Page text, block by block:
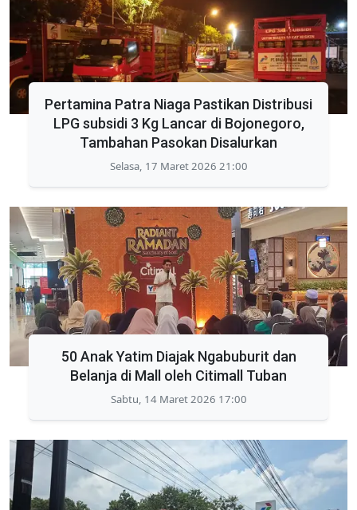
Pertamina Patra Niaga Pastikan Distribusi
LPG subsidi 3 Kg Lancar di Bojonegoro,
Tambahan Pasokan Disalurkan
Selasa, 17 Maret 2026 21:00
50 Anak Yatim Diajak Ngabuburit dan
Belanja di Mall oleh Citimall Tuban
Sabtu, 14 Maret 2026 17:00